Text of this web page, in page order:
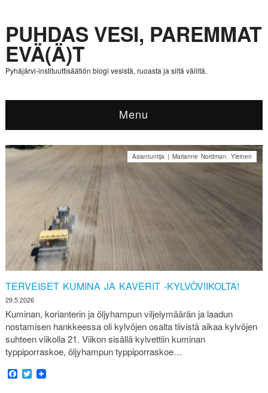
PUHDAS VESI, PAREMMAT
EVÄ(Ä)T
Pyhäjärvi-instituuttisäätiön blogi vesistä, ruoasta ja siltä väliltä.
Menu
TERVEISET KUMINA JA KAVERIT -KYLVÖVIIKOLTA!
29.5.2026
Asiantuntija | Marianne Nordman,Yleinen
Kuminan, korianterin ja öljyhampun viljelymäärän ja laadun
nostamisen hankkeessa oli kylvöjen osalta tiivistä aikaa kylvöjen
suhteen viikolla 21. Viikon sisällä kylvettiin kuminan
typpiporraskoe, öljyhampun typpiporraskoe…
Facebook
Twitter